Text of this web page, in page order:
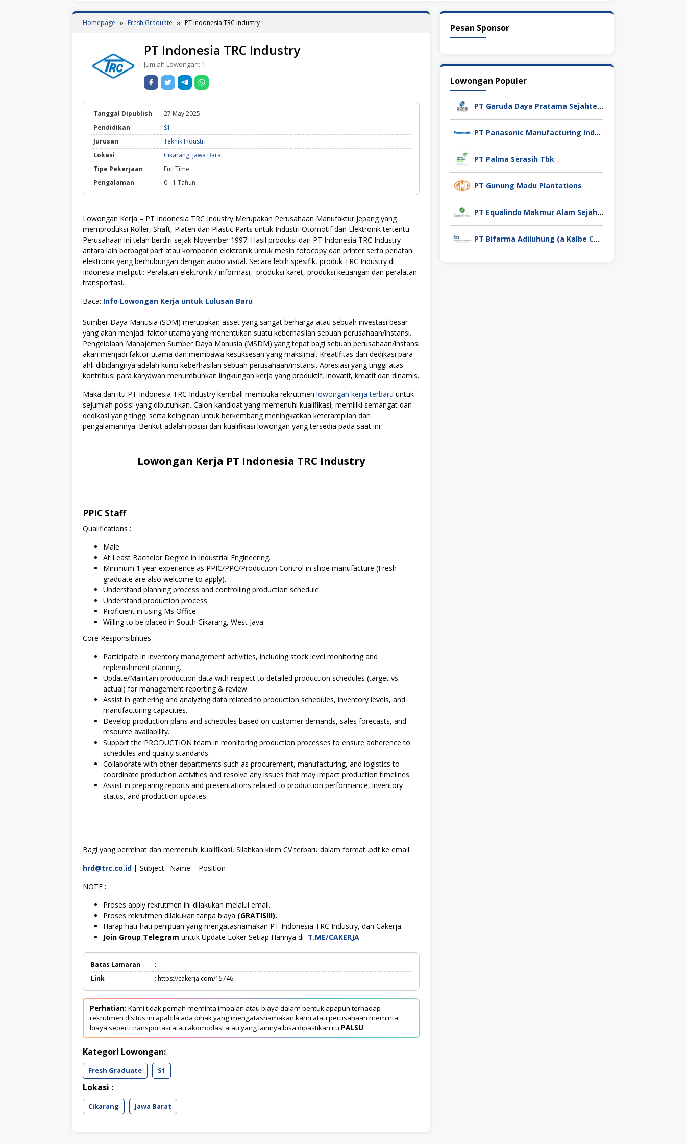
Homepage Fresh Graduate PT Indonesia TRC Industry
PT Indonesia TRC Industry
Jumlah Lowongan: 1
Tanggal Dipublish :
27 May 2025
Pendidikan
:
S1
Jurusan
:
Teknik Industri
Lokasi
: Cikarang, Jawa Barat
Tipe Pekerjaan
:
Full Time
Pengalaman
: 0 - 1 Tahun
Lowongan Kerja – PT Indonesia TRC Industry Merupakan Perusahaan Manufaktur Jepang yang
memproduksi Roller, Shaft, Platen dan Plastic Parts untuk Industri Otomotif dan Elektronik tertentu.
Perusahaan ini telah berdiri sejak November 1997. Hasil produksi dari PT Indonesia TRC Industry
antara lain berbagai part atau komponen elektronik untuk mesin fotocopy dan printer serta perlatan
elektronik yang berhubungan dengan audio visual. Secara lebih spesifik, produk TRC Industry di
Indonesia meliputi: Peralatan elektronik / informasi, produksi karet, produksi keuangan dan peralatan
transportasi.
Baca: Info Lowongan Kerja untuk Lulusan Baru
Sumber Daya Manusia (SDM) merupakan asset yang sangat berharga atau sebuah investasi besar
yang akan menjadi faktor utama yang menentukan suatu keberhasilan sebuah perusahaan/instansi.
Pengelolaan Manajemen Sumber Daya Manusia (MSDM) yang tepat bagi sebuah perusahaan/instansi
akan menjadi faktor utama dan membawa kesuksesan yang maksimal. Kreatifitas dan dedikasi para
ahli dibidangnya adalah kunci keberhasilan sebuah perusahaan/instansi. Apresiasi yang tinggi atas
kontribusi para karyawan menumbuhkan lingkungan kerja yang produktif, inovatif, kreatif dan dinamis.
Maka dari itu PT Indonesia TRC Industry kembali membuka rekrutmen lowongan kerja terbaru untuk
sejumlah posisi yang dibutuhkan. Calon kandidat yang memenuhi kualifikasi, memiliki semangat dan
dedikasi yang tinggi serta keinginan untuk berkembang meningkatkan keterampilan dan
pengalamannya. Berikut adalah posisi dan kualifikasi lowongan yang tersedia pada saat ini.
Lowongan Kerja PT Indonesia TRC Industry
PPIC Staff
Qualifications :
Male
At Least Bachelor Degree in Industrial Engineering.
Minimum 1 year experience as PPIC/PPC/Production Control in shoe manufacture (Fresh
graduate are also welcome to apply).
Understand planning process and controlling production schedule.
Understand production process.
Proficient in using Ms Office.
Willing to be placed in South Cikarang, West Java.
Core Responsibilities :
Participate in inventory management activities, including stock level monitoring and
replenishment planning.
Update/Maintain production data with respect to detailed production schedules (target vs.
actual) for management reporting & review
Assist in gathering and analyzing data related to production schedules, inventory levels, and
manufacturing capacities.
Develop production plans and schedules based on customer demands, sales forecasts, and
resource availability.
Support the PRODUCTION team in monitoring production processes to ensure adherence to
schedules and quality standards.
Collaborate with other departments such as procurement, manufacturing, and logistics to
coordinate production activities and resolve any issues that may impact production timelines.
Assist in preparing reports and presentations related to production performance, inventory
status, and production updates.
Bagi yang berminat dan memenuhi kualifikasi, Silahkan kirim CV terbaru dalam format .pdf ke email :
hrd@trc.co.id | Subject : Name – Position
NOTE :
Proses apply rekrutmen ini dilakukan melalui email.
Proses rekrutmen dilakukan tanpa biaya (GRATIS!!!).
Harap hati-hati penipuan yang mengatasnamakan PT Indonesia TRC Industry, dan Cakerja.
Join Group Telegram untuk Update Loker Setiap Harinya di T.ME/CAKERJA
Batas Lamaran
: -
Link
: https://cakerja.com/15746
Perhatian: Kami tidak pernah meminta imbalan atau biaya dalam bentuk apapun terhadap
rekrutmen disitus ini apabila ada pihak yang mengatasnamakan kami atau perusahaan meminta
biaya seperti transportasi atau akomodasi atau yang lainnya bisa dipastikan itu PALSU.
Kategori Lowongan:
Fresh Graduate S1
Lokasi :
Cikarang Jawa Barat
Pesan Sponsor
Lowongan Populer
PT Garuda Daya Pratama Sejahtera
PT Panasonic Manufacturing Indonesia
PT Palma Serasih Tbk
PT Gunung Madu Plantations
PT Equalindo Makmur Alam Sejahtera (Equalindo Group)
PT Bifarma Adiluhung (a Kalbe Company)